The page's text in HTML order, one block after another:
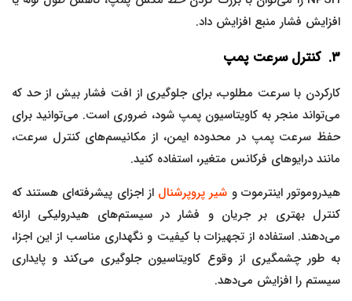
افزایش فشار منبع افزایش داد.
۳. کنترل سرعت پمپ
کارکردن با سرعت مطلوب، برای جلوگیری از افت فشار بیش از حد که
می‌تواند منجر به کاویتاسیون پمپ شود، ضروری است. می‌توانید برای
حفظ سرعت پمپ در محدوده ایمن، از مکانیسم‌های کنترل سرعت،
مانند درایوهای فرکانس متغیر، استفاده کنید.
هیدروموتور اینترموت و شیر پروپرشنال از اجزای پیشرفته‌ای هستند که
کنترل بهتری بر جریان و فشار در سیستم‌های هیدرولیکی ارائه
می‌دهند. استفاده از تجهیزات با کیفیت و نگهداری مناسب از این اجزا،
به طور چشمگیری از وقوع کاویتاسیون جلوگیری می‌کند و پایداری
سیستم را افزایش می‌دهد.